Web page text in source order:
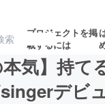
プロジェクトを掲
載するには
本気】持
デビ